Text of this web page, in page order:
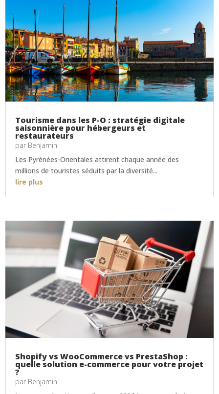
Tourisme dans les P-O : stratégie digitale
saisonnière pour hébergeurs et
restaurateurs
par Benjamin
Les Pyrénées-Orientales attirent chaque année des
millions de touristes séduits par la diversité...
lire plus
Shopify vs WooCommerce vs PrestaShop :
quelle solution e-commerce pour votre projet
?
par Benjamin